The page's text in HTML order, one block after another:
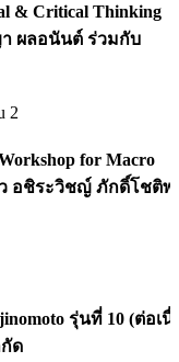
& Critical Thinking
า ผลอนันต์ ร่วมกับ
for Macro
อชิระวิชญ์ ภักดิ์โชติพ
รุ่นที่ 10 (ต่อเ
ด